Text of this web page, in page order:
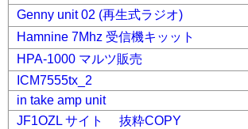
Genny unit 02 (再生式ラジオ)
Hamnine 7Mhz 受信機キッット
HPA-1000 マルツ販売
ICM7555tx_2
in take amp unit
JF1OZL サイト 抜粋COPY